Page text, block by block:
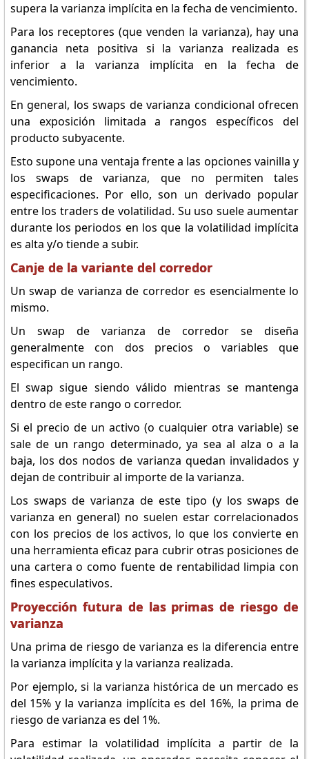
supera la varianza implícita en la fecha de vencimiento.
Para los receptores (que venden la varianza), hay una
ganancia neta positiva si la varianza realizada es
inferior a la varianza implícita en la fecha de
vencimiento.
En general, los swaps de varianza condicional ofrecen
una exposición limitada a rangos específicos del
producto subyacente.
Esto supone una ventaja frente a las opciones vainilla y
los swaps de varianza, que no permiten tales
especificaciones. Por ello, son un derivado popular
entre los traders de volatilidad. Su uso suele aumentar
durante los periodos en los que la volatilidad implícita
es alta y/o tiende a subir.
Canje de la variante del corredor
Un swap de varianza de corredor es esencialmente lo
mismo.
Un swap de varianza de corredor se diseña
generalmente con dos precios o variables que
especifican un rango.
El swap sigue siendo válido mientras se mantenga
dentro de este rango o corredor.
Si el precio de un activo (o cualquier otra variable) se
sale de un rango determinado, ya sea al alza o a la
baja, los dos nodos de varianza quedan invalidados y
dejan de contribuir al importe de la varianza.
Los swaps de varianza de este tipo (y los swaps de
varianza en general) no suelen estar correlacionados
con los precios de los activos, lo que los convierte en
una herramienta eficaz para cubrir otras posiciones de
una cartera o como fuente de rentabilidad limpia con
fines especulativos.
Proyección futura de las primas de riesgo de
varianza
Una prima de riesgo de varianza es la diferencia entre
la varianza implícita y la varianza realizada.
Por ejemplo, si la varianza histórica de un mercado es
del 15% y la varianza implícita es del 16%, la prima de
riesgo de varianza es del 1%.
Para estimar la volatilidad implícita a partir de la